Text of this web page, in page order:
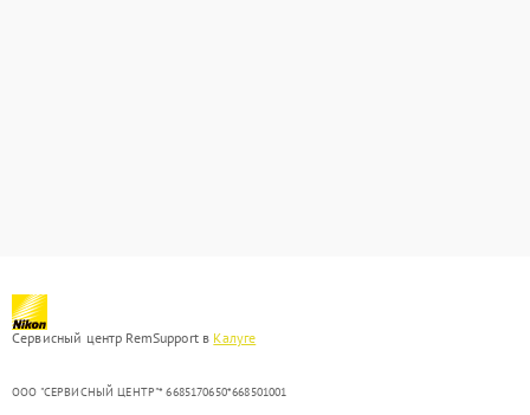
Сервисный центр RemSupport в Калуге
ООО "СЕРВИСНЫЙ ЦЕНТР"* 6685170650*668501001